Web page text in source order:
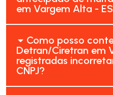
em Vargem Alta -
Como posso
Detran/Ciretran em
registradas
CNPJ?